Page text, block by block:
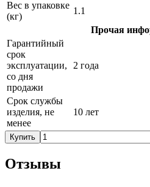
Вес в упаковке
(кг)
1.1
Прочая
Гарантийный
срок
эксплуатации,
со дня
продажи
2 года
Срок службы
изделия, не
менее
10 лет
Купить
Отзывы